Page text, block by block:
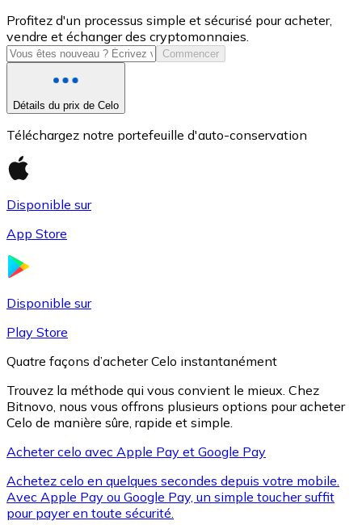
USD Coin
USDC
XRP
XRP
Profitez d'un processus simple et sécurisé pour acheter,
vendre et échanger des cryptomonnaies.
Commencer
Détails du prix de Celo
Téléchargez notre portefeuille d'auto-conservation
Disponible sur
App Store
Disponible sur
Play Store
Quatre façons d’acheter Celo instantanément
Trouvez la méthode qui vous convient le mieux. Chez
Bitnovo, nous vous offrons plusieurs options pour acheter
Celo de manière sûre, rapide et simple.
Acheter celo avec Apple Pay et Google Pay
Achetez celo en quelques secondes depuis votre mobile.
Avec Apple Pay ou Google Pay, un simple toucher suffit
pour payer en toute sécurité.